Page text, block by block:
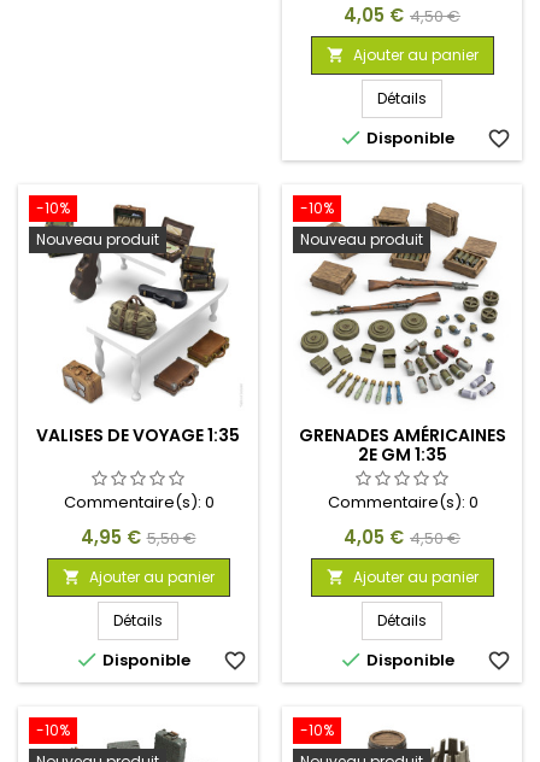
Prix
4,05 € Prix
de
base
4,50 €
 Ajouter au panier
Détails
 Disponible favorite_border
-10%
Nouveau produit
VALISES DE VOYAGE 1:35
Commentaire(s): 0
Prix
4,95 € Prix
de
base
5,50 €
 Ajouter au panier
Détails
 Disponible favorite_border
-10%
Nouveau produit
GRENADES AMÉRICAINES
2E GM 1:35
Commentaire(s): 0
Prix
4,05 € Prix
de
base
4,50 €
 Ajouter au panier
Détails
 Disponible favorite_border
-10%
-10%